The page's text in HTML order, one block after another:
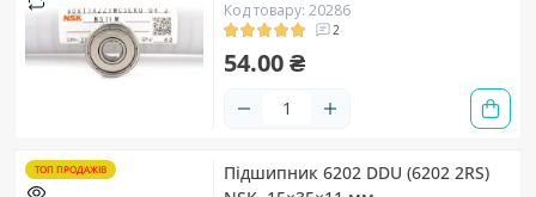
Код товару: 20286
2
54.00 ₴
ТОП ПРОДАЖІВ
Підшипник 6202 DDU (6202 2RS)